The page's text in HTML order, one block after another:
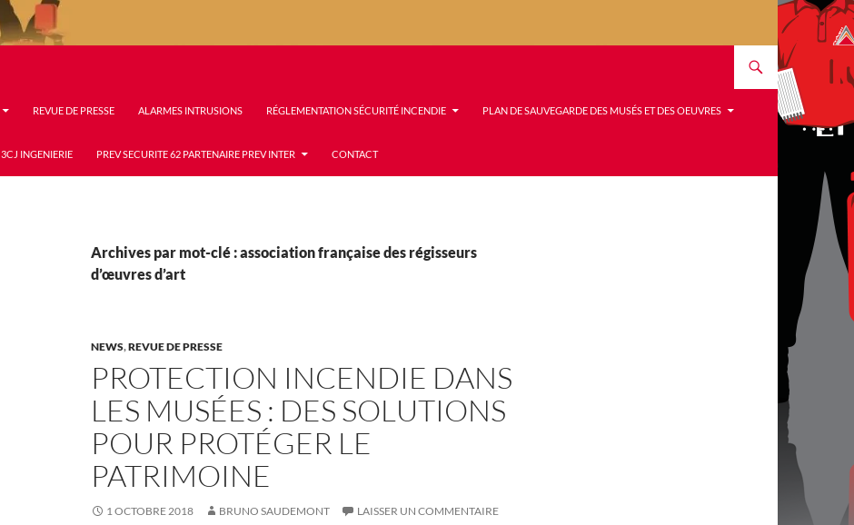
REVUE DE PRESSE ALARMES INTRUSIONS RÉGLEMENTATION SÉCURITÉ INCENDIE PLAN DE SAUVEGARDE DES MUSÉS ET DES OEUVRES
3CJ INGENIERIE PREV SECURITE 62 PARTENAIRE PREV INTER CONTACT
Archives par mot-clé : association française des régisseurs
d’œuvres d’art
NEWS,REVUE DE PRESSE
PROTECTION INCENDIE DANS
LES MUSÉES : DES SOLUTIONS
POUR PROTÉGER LE
PATRIMOINE
1 OCTOBRE 2018 BRUNO SAUDEMONT LAISSER UN COMMENTAIRE